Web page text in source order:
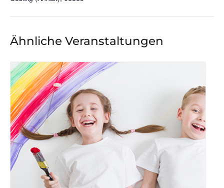
Ähnliche Veranstaltungen